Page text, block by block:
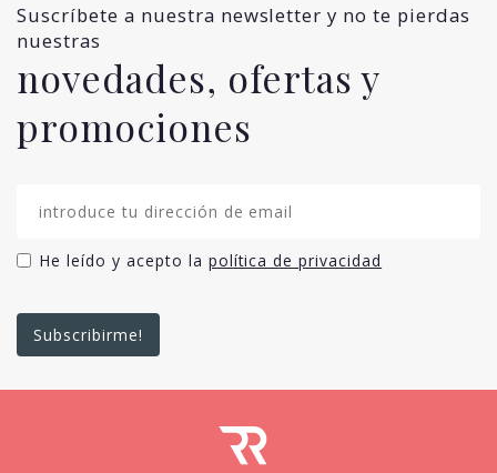
Suscríbete a nuestra newsletter y no te pierdas
nuestras
novedades, ofertas y
promociones
He leído y acepto la política de privacidad